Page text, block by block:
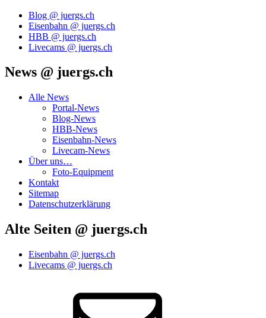
Blog @ juergs.ch
Eisenbahn @ juergs.ch
HBB @ juergs.ch
Livecams @ juergs.ch
News @ juergs.ch
Alle News
Portal-News
Blog-News
HBB-News
Eisenbahn-News
Livecam-News
Über uns…
Foto-Equipment
Kontakt
Sitemap
Datenschutzerklärung
Alte Seiten @ juergs.ch
Eisenbahn @ juergs.ch
Livecams @ juergs.ch